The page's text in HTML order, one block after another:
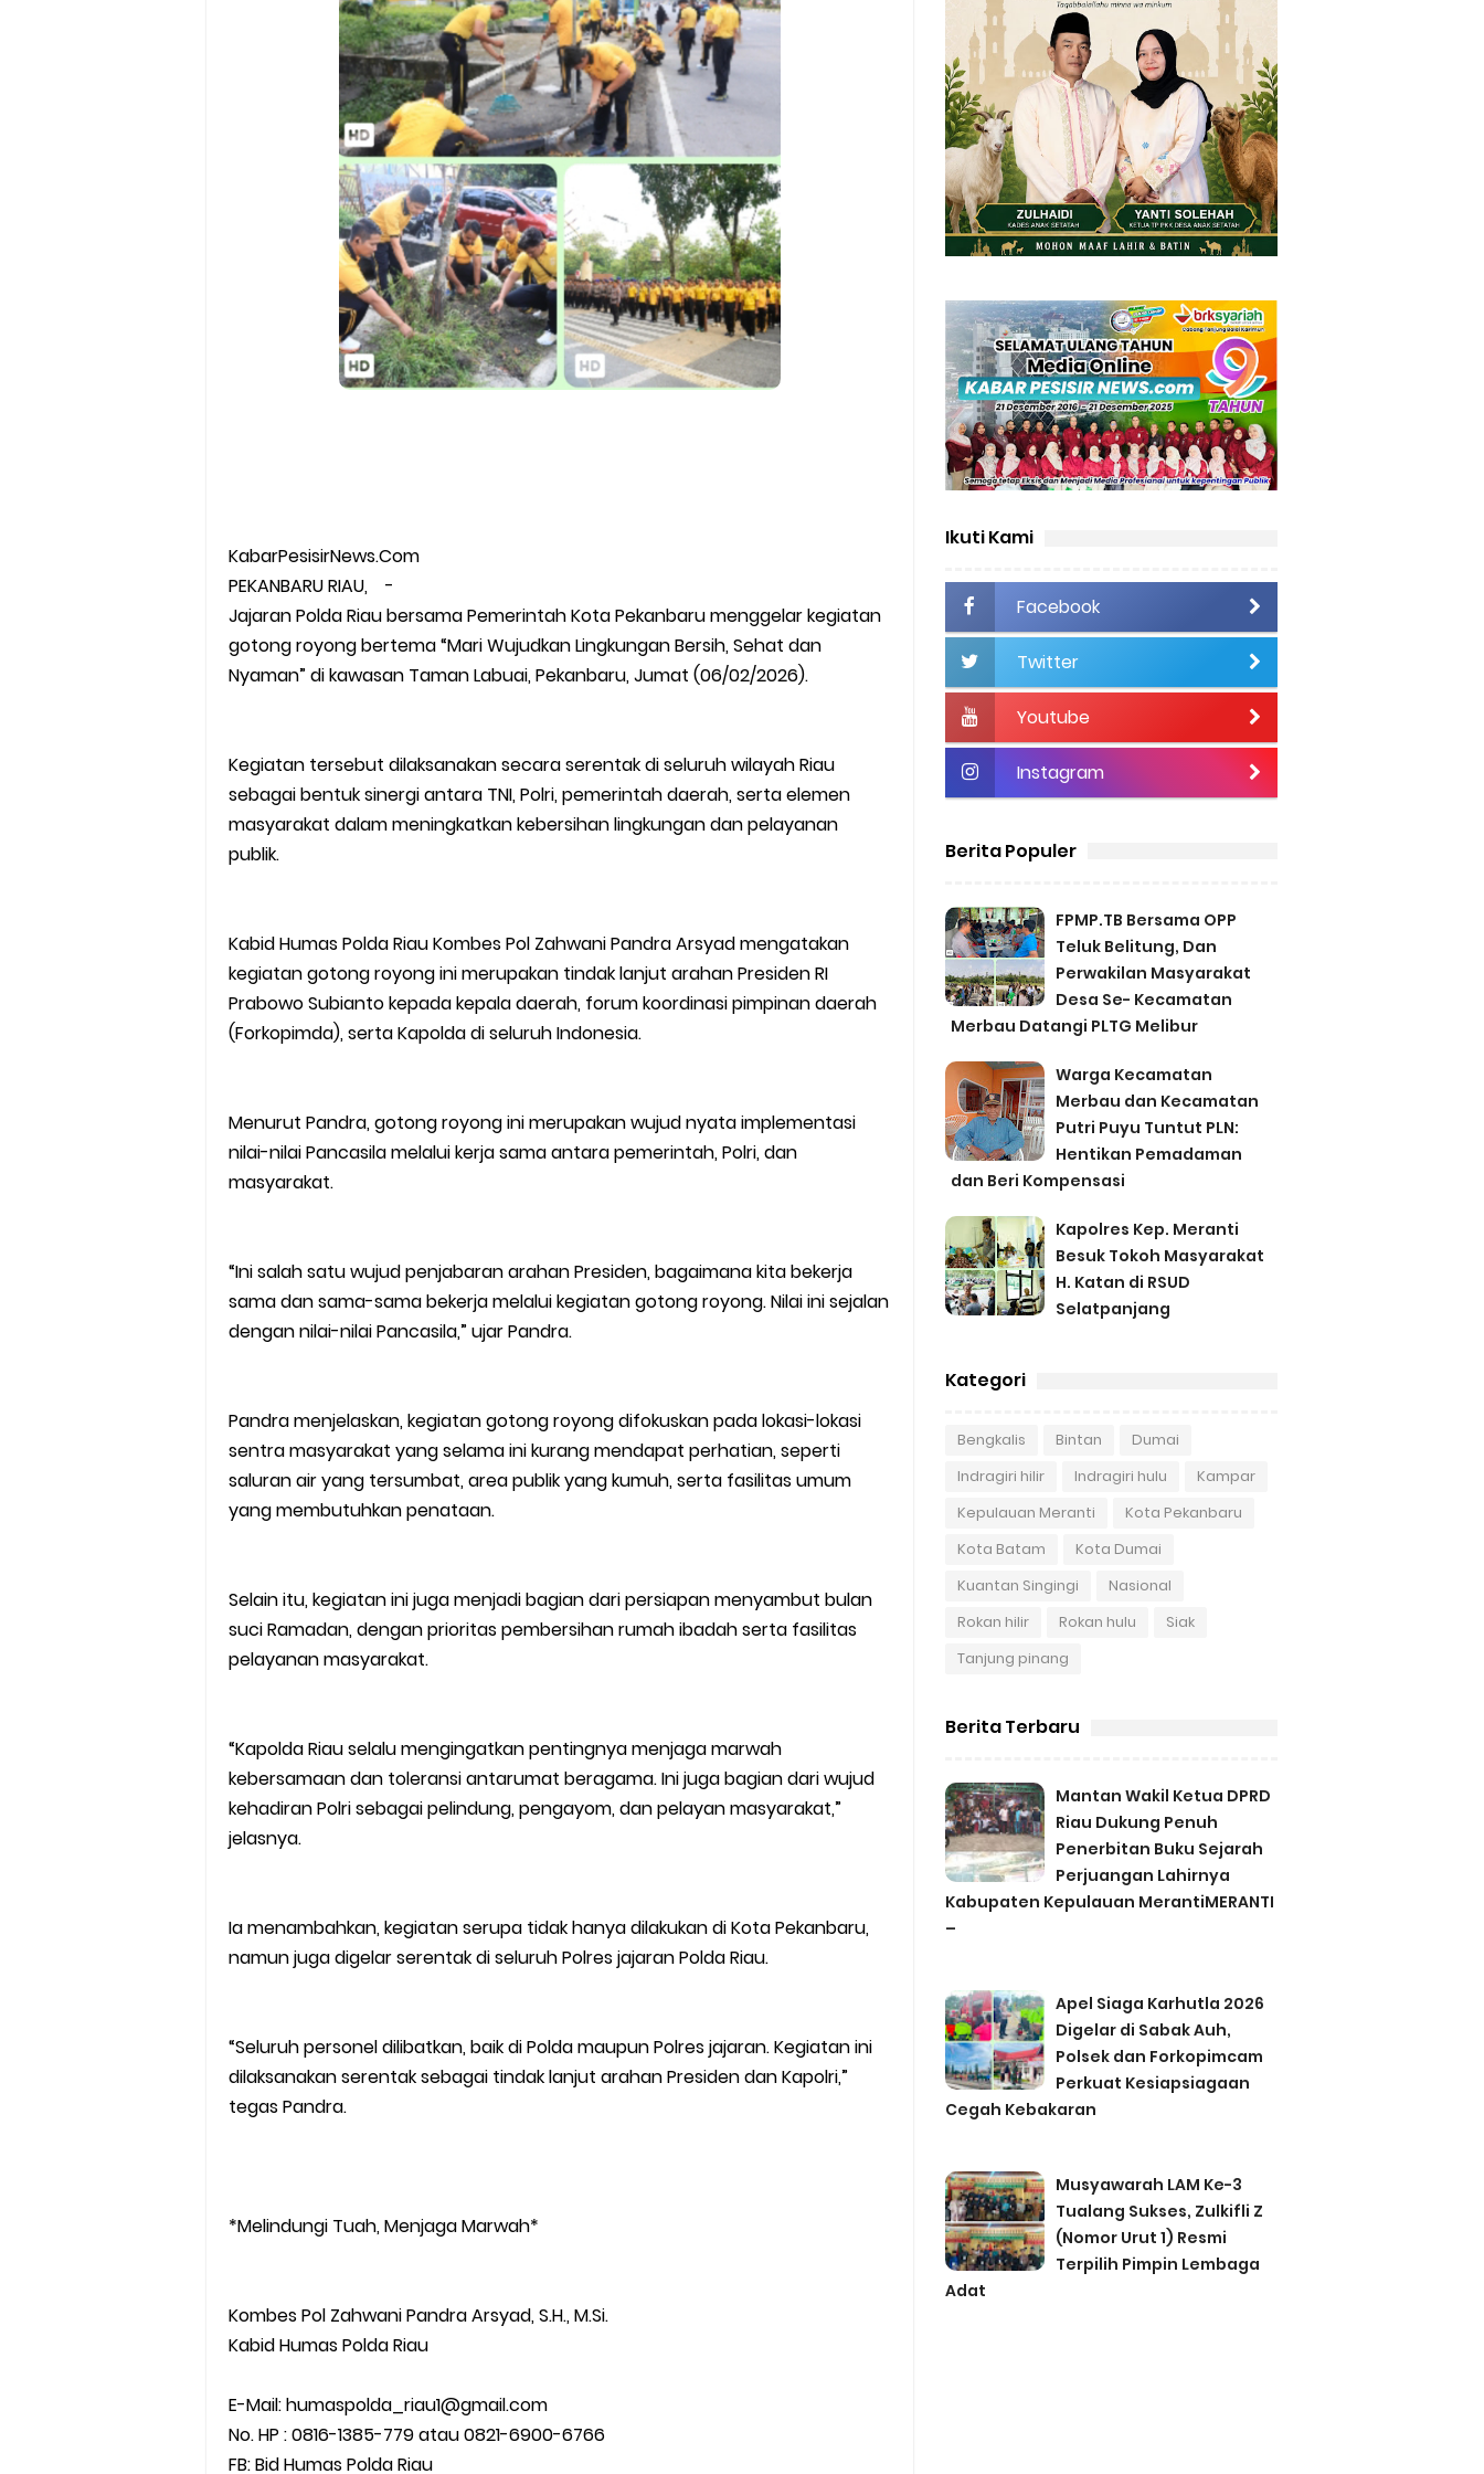
Friday, 7 August
KabarPesisirNews.Com
PEKANBARU RIAU, -
Jajaran Polda Riau bersama Pemerintah Kota Pekanbaru menggelar kegiatan
gotong royong bertema “Mari Wujudkan Lingkungan Bersih, Sehat dan
Nyaman” di kawasan Taman Labuai, Pekanbaru, Jumat (06/02/2026).
Kegiatan tersebut dilaksanakan secara serentak di seluruh wilayah Riau
sebagai bentuk sinergi antara TNI, Polri, pemerintah daerah, serta elemen
masyarakat dalam meningkatkan kebersihan lingkungan dan pelayanan
publik.
Kabid Humas Polda Riau Kombes Pol Zahwani Pandra Arsyad mengatakan
kegiatan gotong royong ini merupakan tindak lanjut arahan Presiden RI
Prabowo Subianto kepada kepala daerah, forum koordinasi pimpinan daerah
(Forkopimda), serta Kapolda di seluruh Indonesia.
Menurut Pandra, gotong royong ini merupakan wujud nyata implementasi
nilai-nilai Pancasila melalui kerja sama antara pemerintah, Polri, dan
masyarakat.
“Ini salah satu wujud penjabaran arahan Presiden, bagaimana kita bekerja
sama dan sama-sama bekerja melalui kegiatan gotong royong. Nilai ini sejalan
dengan nilai-nilai Pancasila,” ujar Pandra.
Pandra menjelaskan, kegiatan gotong royong difokuskan pada lokasi-lokasi
sentra masyarakat yang selama ini kurang mendapat perhatian, seperti
saluran air yang tersumbat, area publik yang kumuh, serta fasilitas umum
yang membutuhkan penataan.
Selain itu, kegiatan ini juga menjadi bagian dari persiapan menyambut bulan
suci Ramadan, dengan prioritas pembersihan rumah ibadah serta fasilitas
pelayanan masyarakat.
“Kapolda Riau selalu mengingatkan pentingnya menjaga marwah
kebersamaan dan toleransi antarumat beragama. Ini juga bagian dari wujud
kehadiran Polri sebagai pelindung, pengayom, dan pelayan masyarakat,”
jelasnya.
Ia menambahkan, kegiatan serupa tidak hanya dilakukan di Kota Pekanbaru,
namun juga digelar serentak di seluruh Polres jajaran Polda Riau.
“Seluruh personel dilibatkan, baik di Polda maupun Polres jajaran. Kegiatan ini
dilaksanakan serentak sebagai tindak lanjut arahan Presiden dan Kapolri,”
tegas Pandra.
*Melindungi Tuah, Menjaga Marwah*
Kombes Pol Zahwani Pandra Arsyad, S.H., M.Si.
Kabid Humas Polda Riau
E-Mail: humaspolda_riau1@gmail.com
No. HP : 0816-1385-779 atau 0821-6900-6766
FB: Bid Humas Polda Riau
Ikuti Kami
Facebook
Twitter
Youtube
Instagram
Berita Populer
FPMP.TB Bersama OPP
Teluk Belitung, Dan
Perwakilan Masyarakat
Desa Se- Kecamatan
Merbau Datangi PLTG Melibur
Warga Kecamatan
Merbau dan Kecamatan
Putri Puyu Tuntut PLN:
Hentikan Pemadaman
dan Beri Kompensasi
Kapolres Kep. Meranti
Besuk Tokoh Masyarakat
H. Katan di RSUD
Selatpanjang
Kategori
Bengkalis Bintan
Dumai
Indragiri hilir
Indragiri hulu
Kampar
Kepulauan Meranti
Kota Pekanbaru
Kota Batam
Kota Dumai
Kuantan Singingi
Nasional
Rokan hilir
Rokan hulu
Siak
Tanjung pinang
Berita Terbaru
Mantan Wakil Ketua DPRD
Riau Dukung Penuh
Penerbitan Buku Sejarah
Perjuangan Lahirnya
Kabupaten Kepulauan MerantiMERANTI
–
Apel Siaga Karhutla 2026
Digelar di Sabak Auh,
Polsek dan Forkopimcam
Perkuat Kesiapsiagaan
Cegah Kebakaran
Musyawarah LAM Ke-3
Tualang Sukses, Zulkifli Z
(Nomor Urut 1) Resmi
Terpilih Pimpin Lembaga
Adat